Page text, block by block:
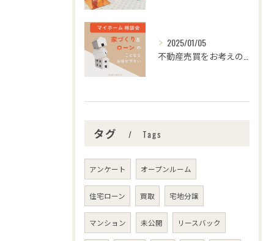
2025/01/05
タグ Tags
アンケート オープンルーム
住宅ローン 買取 宅地分譲
マンション 未公開 リースバック